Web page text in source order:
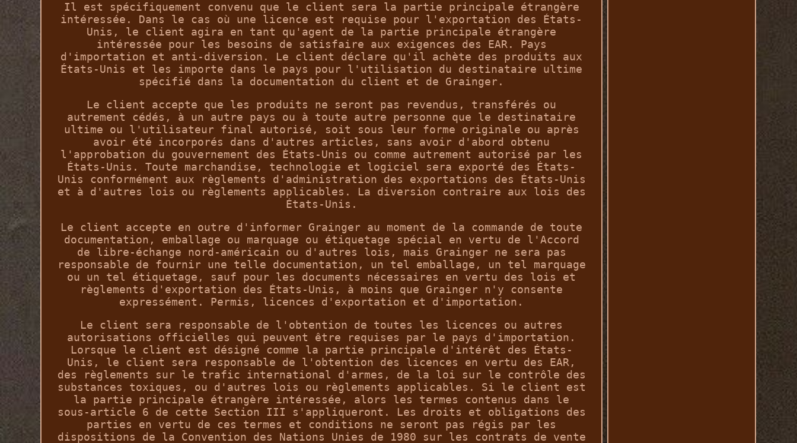
Il est spécifiquement convenu que le client sera la partie principale étrangère
intéressée. Dans le cas où une licence est requise pour l'exportation des États-
Unis, le client agira en tant qu'agent de la partie principale étrangère
intéressée pour les besoins de satisfaire aux exigences des EAR. Pays
d'importation et anti-diversion. Le client déclare qu'il achète des produits aux
États-Unis et les importe dans le pays pour l'utilisation du destinataire ultime
spécifié dans la documentation du client et de Grainger.
Le client accepte que les produits ne seront pas revendus, transférés ou
autrement cédés, à un autre pays ou à toute autre personne que le destinataire
ultime ou l'utilisateur final autorisé, soit sous leur forme originale ou après
avoir été incorporés dans d'autres articles, sans avoir d'abord obtenu
l'approbation du gouvernement des États-Unis ou comme autrement autorisé par les
États-Unis. Toute marchandise, technologie et logiciel sera exporté des États-
Unis conformément aux règlements d'administration des exportations des États-Unis
et à d'autres lois ou règlements applicables. La diversion contraire aux lois des
États-Unis.
Le client accepte en outre d'informer Grainger au moment de la commande de toute
documentation, emballage ou marquage ou étiquetage spécial en vertu de l'Accord
de libre-échange nord-américain ou d'autres lois, mais Grainger ne sera pas
responsable de fournir une telle documentation, un tel emballage, un tel marquage
ou un tel étiquetage, sauf pour les documents nécessaires en vertu des lois et
règlements d'exportation des États-Unis, à moins que Grainger n'y consente
expressément. Permis, licences d'exportation et d'importation.
Le client sera responsable de l'obtention de toutes les licences ou autres
autorisations officielles qui peuvent être requises par le pays d'importation.
Lorsque le client est désigné comme la partie principale d'intérêt des États-
Unis, le client sera responsable de l'obtention des licences en vertu des EAR,
des règlements sur le trafic international d'armes, de la loi sur le contrôle des
substances toxiques, ou d'autres lois ou règlements applicables. Si le client est
la partie principale étrangère intéressée, alors les termes contenus dans le
sous-article 6 de cette Section III s'appliqueront. Les droits et obligations des
parties en vertu de ces termes et conditions ne seront pas régis par les
dispositions de la Convention des Nations Unies de 1980 sur les contrats de vente